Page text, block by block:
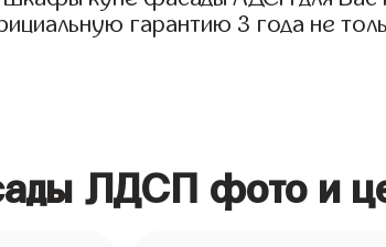
гарантию 3 года не
ЛДСП фото и